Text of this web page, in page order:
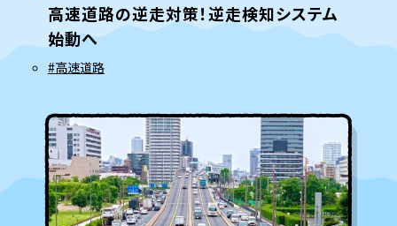
高速道路の逆走対策！逆走検知システム
始動へ
#高速道路